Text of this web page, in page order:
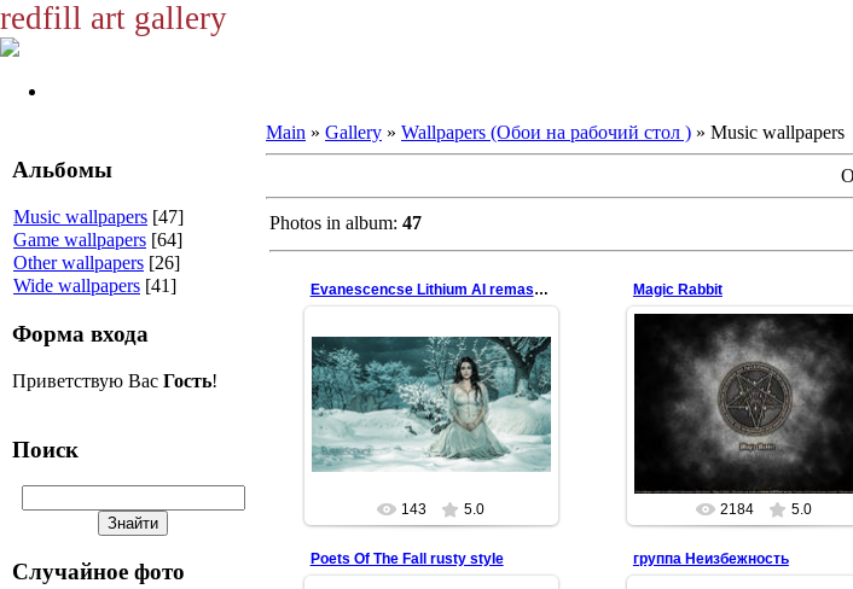
redfill art gallery
Альбомы
Music wallpapers [47]
Game wallpapers [64]
Other wallpapers [26]
Wide wallpapers [41]
Форма входа
Приветствую Вас Гость!
Поиск
Случайное фото
Main » Gallery » Wallpapers (Обои на рабочий стол ) » Music wallpapers
Photos in album: 47
Evanescencse Lithium AI remaster
29.06.2024
remaster of 2006 wallpaper
redfill
143 5.0
Magic Rabbit
26.07.2010
Стилизованная пентаграмма на
тему исполненной Юрием
Демидовичем песни "Волшебный
кролик".
Песня эта изобилует ...
redfill
2184 5.0
Poets Of The Fall rusty style группа Неизбежность